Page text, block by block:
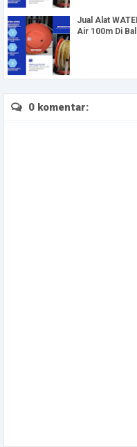
Jual Alat
Air 100m Di
0 komentar: